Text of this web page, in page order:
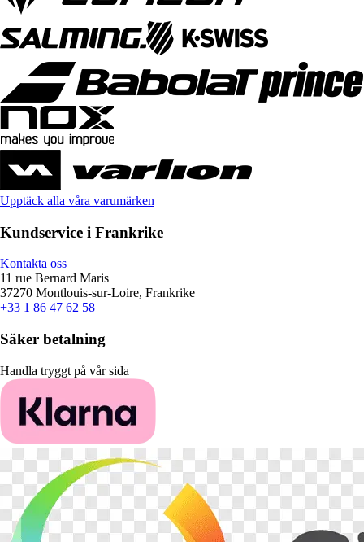
Upptäck alla våra varumärken
Kundservice i Frankrike
Kontakta oss
11 rue Bernard Maris
37270 Montlouis-sur-Loire, Frankrike
+33 1 86 47 62 58
Säker betalning
Handla tryggt på vår sida